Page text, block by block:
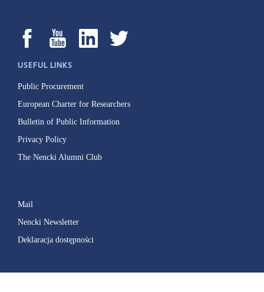
USEFUL LINKS
Public Procurement
European Charter for Researchers
Bulletin of Public Information
Privacy Policy
The Nencki Alumni Club
Mail
Nencki Newsletter
Deklaracja dostępności